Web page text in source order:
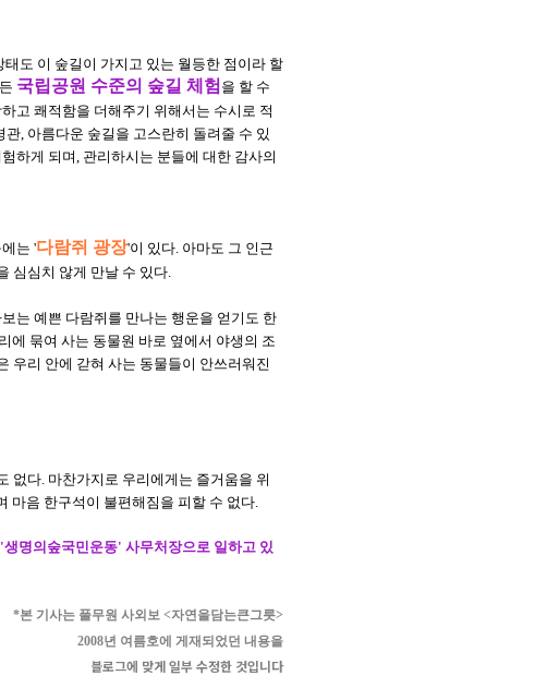
도 이 숲길이 가지고 있는 월등한 점이라 할
국립공원 수준의 숲길 체험 을 할 수
고 쾌적함을 더해주기 위해서는 수시로 적
, 아름다운 숲길을 고스란히 돌려줄 수 있
하게 되며, 관리하시는 분들에 대한 감사의
는 '다람쥐 광장'이 있다. 아마도 그 인근
심심치 않게 만날 수 있다.
는 예쁜 다람쥐를 만나는 행운을 얻기도 한
에 묶여 사는 동물원 바로 옆에서 야생의 조
우리 안에 갇혀 사는 동물들이 안쓰러워진
없다. 마찬가지로 우리에게는 즐거움을 위
마음 한구석이 불편해짐을 피할 수 없다.
명의숲국민운동' 사무처장으로 일하고 있
*본 기사는 풀무원 사외보 <자연을담는큰그릇>
2008년 여름호에 게재되었던 내용을
블로그에 맞게 일부 수정한 것입니다